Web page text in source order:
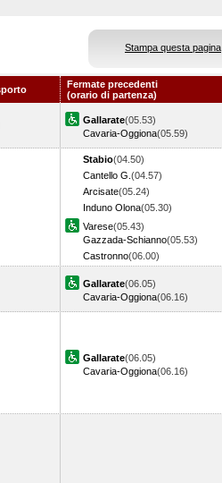
Stampa questa pagina
Fermate precedenti
(orario di partenza)
Gallarate(05.53)
Cavaria-Oggiona(05.59)
Stabio(04.50)
Cantello G. (04.57)
Arcisate(05.24)
Induno Olona(05.30)
Varese(05.43)
Gazzada-Schianno(05.53)
Castronno(06.00)
Gallarate(06.05)
Cavaria-Oggiona(06.16)
Gallarate(06.05)
Cavaria-Oggiona(06.16)